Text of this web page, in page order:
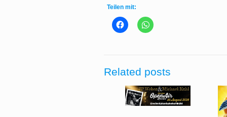
Teilen mit:
Related posts